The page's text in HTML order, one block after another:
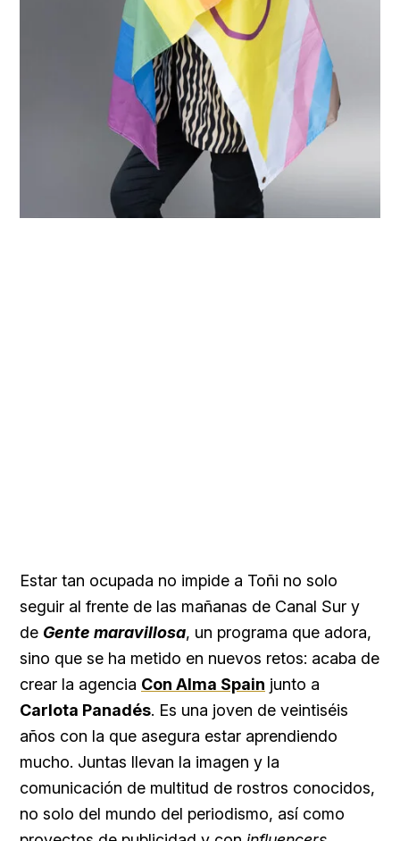
Estar tan ocupada no impide a Toñi no solo
seguir al frente de las mañanas de Canal Sur y
de Gente maravillosa, un programa que adora,
sino que se ha metido en nuevos retos: acaba de
crear la agencia Con Alma Spain junto a
Carlota Panadés. Es una joven de veintiséis
años con la que asegura estar aprendiendo
mucho. Juntas llevan la imagen y la
comunicación de multitud de rostros conocidos,
no solo del mundo del periodismo, así como